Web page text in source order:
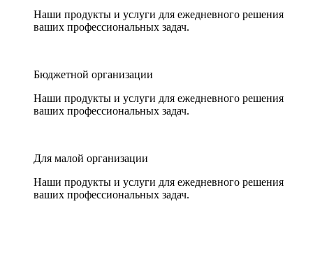
Наши продукты и услуги для ежедневного решения
ваших профессиональных задач.
Бюджетной организации
Наши продукты и услуги для ежедневного решения
ваших профессиональных задач.
Для малой организации
Наши продукты и услуги для ежедневного решения
ваших профессиональных задач.